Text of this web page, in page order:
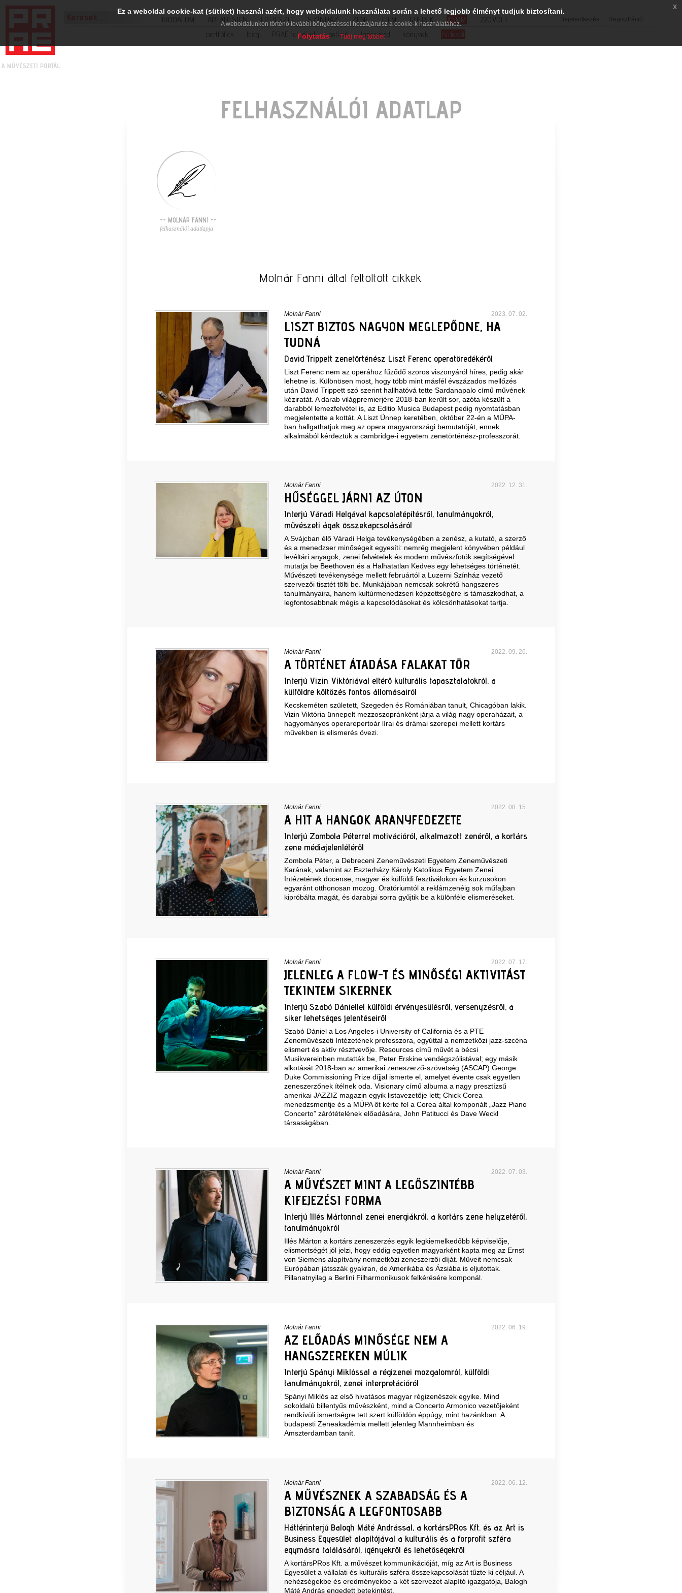
Bejelentkezés Regisztráció
IRODALOM ART&DESIGN ÉPÍTÉSZET SZÍNHÁZ ZENE FILM GYEREK KSMM
220VOLT
portfóliók
PRAE folyóirat petíció lapcsalád könyvek hírlevél
FELHASZNÁLÓI ADATLAP
-- MOLNÁR FANNI --
felhasználói adatlapja
Molnár Fanni által feltöltött cikkek:
Molnár Fanni 2023. 07. 02.
LISZT BIZTOS NAGYON MEGLEPŐDNE, HA
TUDNÁ
David Trippett zenetörténész Liszt Ferenc operatöredékéről
Liszt Ferenc nem az operához fűződő szoros viszonyáról híres, pedig akár
lehetne is. Különösen most, hogy több mint másfél évszázados mellőzés
után David Trippett szó szerint hallhatóvá tette Sardanapalo című művének
kéziratát. A darab világpremierjére 2018-ban került sor, azóta készült a
darabból lemezfelvételis, az Editio Musica Budapest pedig nyomtatásban
megjelentette a kottát. A Liszt Ünnep keretében, október 22-én a MÜPA-
ban hallgathatjuk meg az opera magyarországi bemutatóját, ennek
alkalmából kérdeztük a cambridge-i egyetem zenetörténész-professzorát.
Molnár Fanni 2022. 12. 31.
HŰSÉGGEL JÁRNI AZ ÚTON
Interjú Váradi Helgával kapcsolatépítésről, tanulmányokról,
művészeti ágak összekapcsolásáról
A Svájcban élő Váradi Helga tevékenységében a zenész, a kutató, a szerző
és a menedzser minőségeit egyesíti: nemrég megjelent könyvében például
levéltári anyagok, zenei felvételek és modern művészfotók segítségével
mutatja be Beethoven és a Halhatatlan Kedves egy lehetséges történetét.
Művészeti tevékenysége mellett februártól a Luzerni Színház vezető
szervezői tisztét tölti be. Munkájában nemcsak sokrétű hangszeres
tanulmányaira, hanem kultúrmenedzseri képzettségére is támaszkodhat, a
legfontosabbnak mégis a kapcsolódásokat és kölcsönhatásokat tartja.
Molnár Fanni 2022. 09. 26.
A TÖRTÉNET ÁTADÁSA FALAKAT TÖR
Interjú Vizin Viktóriával eltérő kulturális tapasztalatokról, a
külföldre költözés fontos állomásairól
Kecskeméten született, Szegeden és Romániában tanult, Chicagóban lakik.
Vizin Viktória ünnepelt mezzoszopránként járja a világ nagy operaházait, a
hagyományos operarepertoár lírai és drámai szerepei mellett kortárs
művekben is elismerés övezi.
Molnár Fanni 2022. 08. 15.
A HIT A HANGOK ARANYFEDEZETE
Interjú Zombola Péterrel motivációról, alkalmazott zenéről, a kortárs
zene médiajelenlétéről
Zombola Péter, a Debreceni Zeneművészeti Egyetem Zeneművészeti
Karának, valamint az Eszterházy Károly Katolikus Egyetem Zenei
Intézetének docense, magyar és külföldi fesztiválokon és kurzusokon
egyaránt otthonosan mozog. Oratóriumtól a reklámzenéig sok műfajban
kipróbálta magát, és darabjai sorra gyűjtik be a különféle elismeréseket.
Molnár Fanni 2022. 07. 17.
JELENLEG A FLOW-T ÉS MINŐSÉGI AKTIVITÁST
TEKINTEM SIKERNEK
Interjú Szabó Dániellel külföldi érvényesülésről, versenyzésről, a
siker lehetséges jelentéseiről
Szabó Dániel a Los Angeles-i University of California és a PTE
Zeneművészeti Intézetének professzora, egyúttal a nemzetközi jazz-szcéna
elismert és aktív résztvevője. Resources című művét a bécsi
Musikvereinben mutatták be, Peter Erskine vendégszólistával; egy másik
alkotását 2018-ban az amerikai zeneszerző-szövetség (ASCAP) George
Duke Commissioning Prize díjjal ismerte el, amelyet évente csak egyetlen
zeneszerzőnek ítélnek oda. Visionary című albuma a nagy presztízsű
amerikai JAZZIZ magazin egyik listavezetője lett; Chick Corea
menedzsmentje és a MÜPA őt kérte fel a Corea által komponált „Jazz Piano
Concerto” zárótételének előadására, John Patitucci és Dave Weckl
társaságában.
Molnár Fanni 2022. 07. 03.
A MŰVÉSZET MINT A LEGŐSZINTÉBB
KIFEJEZÉSI FORMA
Interjú Illés Mártonnal zenei energiákról, a kortárs zene helyzetéről,
tanulmányokról
Illés Márton a kortárs zeneszerzés egyik legkiemelkedőbb képviselője,
elismertségét jól jelzi, hogy eddig egyetlen magyarként kapta meg az Ernst
von Siemens alapítvány nemzetközi zeneszerzői díját. Műveit nemcsak
Európában játsszák gyakran, de Amerikába és Ázsiába is eljutottak.
Pillanatnyilag a Berlini Filharmonikusok felkérésére komponál.
Molnár Fanni 2022. 06. 19.
AZ ELŐADÁS MINŐSÉGE NEM A
HANGSZEREKEN MÚLIK
Interjú Spányi Miklóssal a régizenei mozgalomról, külföldi
tanulmányokról, zenei interpretációról
Spányi Miklós az első hivatásos magyar régizenészek egyike. Mind
sokoldalú billentyűs művészként, mind a Concerto Armonico vezetőjeként
rendkívüli ismertségre tett szert külföldön éppúgy, mint hazánkban. A
budapesti Zeneakadémia mellett jelenleg Mannheimban és
Amszterdamban tanít.
Molnár Fanni 2022. 06. 12.
A MŰVÉSZNEK A SZABADSÁG ÉS A
BIZTONSÁG A LEGFONTOSABB
Háttérinterjú Balogh Máté Andrással, a kortársPRos Kft. és az Art is
Business Egyesület alapítójával a kulturális és a forprofit szféra
egymásra találásáról, igényekről és lehetőségekről
A kortársPRos Kft. a művészet kommunikációját, míg az Art is Business
Egyesület a vállalati és kulturális szféra összekapcsolását tűzte ki céljául. A
nehézségekbe és eredményekbe a két szervezet alapító igazgatója, Balogh
Máté András engedett betekintést.
Ez a weboldal cookie-kat (sütiket) használ azért, hogy weboldalunk használata során a lehető legjobb élményt tudjuk biztosítani.
A weboldalunkon történő további böngészéssel hozzájárulsz a cookie-k használatához.
Folytatás Tudj meg többet
x